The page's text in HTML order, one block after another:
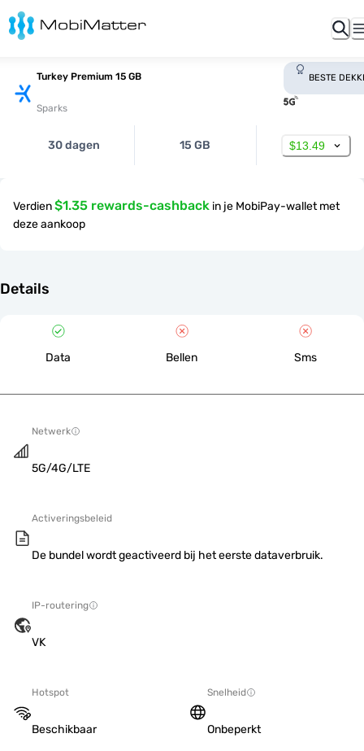
Turkey Premium 15 GB
Sparks
BESTE
30 dagen 15 GB $13.49
Verdien$1.35 rewards-cashback in je MobiPay-wallet met
deze aankoop
Details
Data Bellen Sms
Netwerk
5G/4G/LTE
Activeringsbeleid
De bundel wordt geactiveerd bij het eerste dataverbruik.
IP-routering
VK
Hotspot
Beschikbaar
Snelheid
Onbeperkt